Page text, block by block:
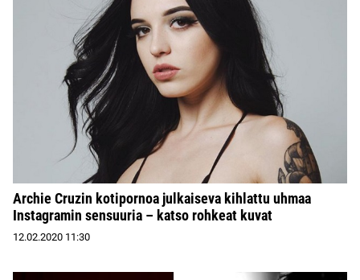
Archie Cruzin kotipornoa julkaiseva kihlattu uhmaa
Instagramin sensuuria – katso rohkeat kuvat
12.02.2020 11:30